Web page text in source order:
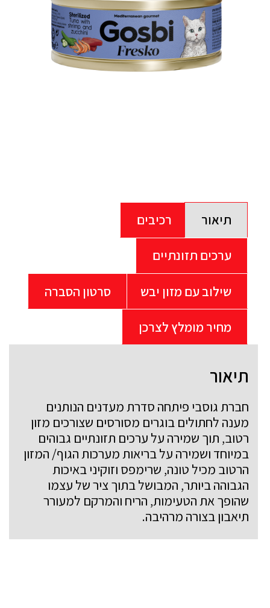
תיאור רכיבים
ערכים תזונתיים
שילוב עם מזון יבש סרטון הסברה
מחיר מומלץ לצרכן
תיאור
חברת גוסבי פיתחה סדרת מעדנים הנותנים
מענה לחתולים בוגרים מסורסים שצורכים מזון
רטוב, תוך שמירה על ערכים תזונתיים גבוהים
במיוחד ושמירה על בריאות מערכות הגוף/ המזון
הרטוב מכיל טונה, שרימפס וזוקיני באיכות
הגבוהה ביותר, המבושל בתוך ציר של עצמו
שהופך את הטעימות, הריח והמרקם למעורר
תיאבון בצורה מרהיבה.